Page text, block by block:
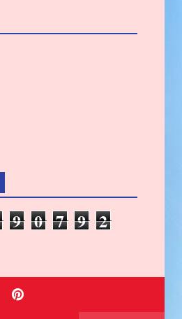
9 0 7 9 2